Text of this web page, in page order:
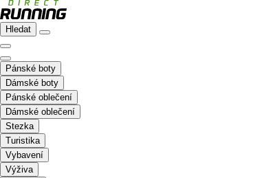
Hledat
Pánské boty
Dámské boty
Pánské oblečení
Dámské oblečení
Stezka
Turistika
Vybavení
Výživa